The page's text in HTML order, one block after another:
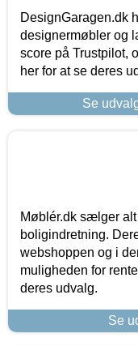
DesignGaragen.dk
designermøbler og
score på Trustpilot,
her for at se deres
Se
Møblér.dk sælger
boligindretning.
webshoppen og i
muligheden for
deres udvalg.
Se